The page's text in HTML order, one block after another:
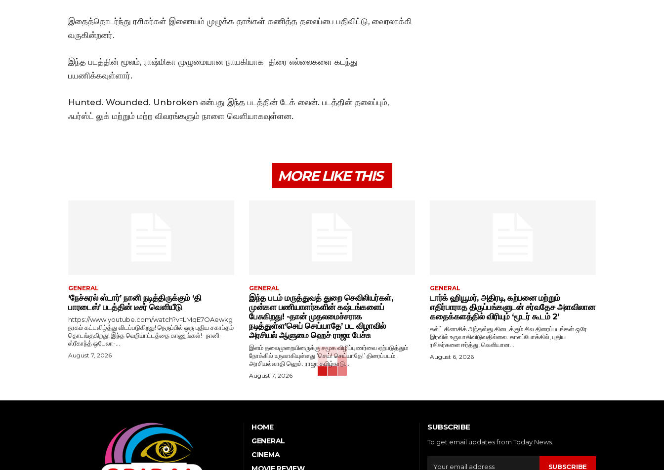
இதைத்தொடர்ந்து ரசிகர்கள் இணையம் முழுக்க தாங்கள் கணித்த தலைப்பை பதிவிட்டு, வைரலாக்கி
வருகின்றனர்.
இந்த படத்தின் மூலம், ராஷ்மிகா முழுமையான நாயகியாக திரை எல்லைகளை கடந்து
பயணிக்கவுள்ளார்.
Hunted. Wounded. Unbroken என்பது இந்த படத்தின் டேக் லைன். படத்தின் தலைப்பும்,
ஃபர்ஸ்ட் லுக் மற்றும் மற்ற விவரங்களும் நாளை வெளியாகவுள்ளன.
MORE LIKE THIS
GENERAL
‘நேச்சுரல் ஸ்டார்’ நானி நடித்திருக்கும் ‘தி
பாரடைஸ்’ படத்தின் டீசர் வெளியீடு
https://www.youtube.com/watch?v=LMqE7OAewkg
நரகம் கட்டவிழ்த்து விடப்படுகிறது! நெருப்பில் ஒரு புதிய சகாப்தம்
தொடங்குகிறது! இந்த வெறியாட்டத்தை காணுங்கள்!- நானி-
ஸ்ரீகாந்த் ஒடேலா-...
August 7, 2026
GENERAL
இந்த படம் மருத்துவத் துறை செவிலியர்கள்,
முன்கள பணியாளர்களின் கஷ்டங்களைப்
பேசுகிறது! -தான் முதலமைச்சராக
நடித்துள்ள’செய் செய்யாதே’ பட விழாவில்
அரசியல் ஆளுமை ஹெச் ராஜா பேச்சு
இளம் தலைமுறையினருக்கு சமூக விழிப்புணர்வை ஏற்படுத்தும்
நோக்கில் உருவாகியுள்ளது ‘செய்! செய்யாதே!’ திரைப்படம்.
அரசியல்வாதி ஹெச். ராஜா தமிழ்நாடு...
August 7, 2026
GENERAL
டார்க் ஹியூமர், அதிரடி, கற்பனை மற்றும்
எதிர்பாராத திருப்பங்களுடன் சர்வதேச அளவிலான
கதைக்களத்தில் விரியும் ‘மூடர் கூடம் 2’
கல்ட் கிளாசிக் அந்தஸ்து கிடைக்கும் சில திரைப்படங்கள் ஒரே
இரவில் உருவாகிவிடுவதில்லை. காலப்போக்கில், புதிய
ரசிகர்களை ஈர்த்து, வெளியான...
August 6, 2026
HOME
GENERAL
CINEMA
SUBSCRIBE
To get email updates from Today News.
SUBSCRIBE